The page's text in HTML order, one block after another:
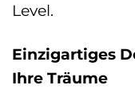
Level.
Einzigartiges
Ihre Träume